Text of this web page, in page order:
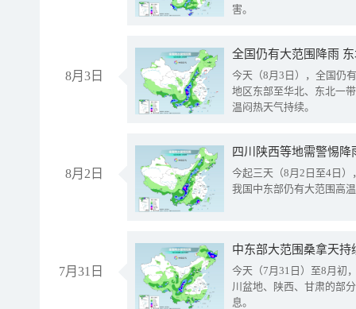
害。
8月3日
全国仍有大范围降雨
今天（8月3日），全国仍
地区东部至华北、东北一
温闷热天气持续。
8月2日
今起三天（8月2日至4日
我国中东部仍有大范围高
7月31日
中东部大范围桑拿天
今天（7月31日）至8月初
川盆地、陕西、甘肃的部
息。